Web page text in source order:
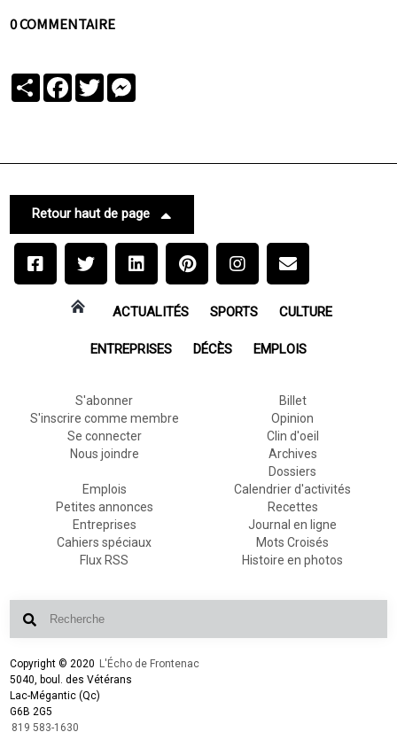
0 COMMENTAIRE
PartagerFacebook
Twitter
Retour haut de page
ACTUALITÉS SPORTS CULTURE
ENTREPRISES DÉCÈS EMPLOIS
S'abonner
S'inscrire comme membre
Se connecter
Nous joindre
Billet
Opinion
Clin d'oeil
Archives
Dossiers
Emplois
Petites annonces
Entreprises
Cahiers spéciaux
Flux RSS
Calendrier d'activités
Recettes
Journal en ligne
Mots Croisés
Histoire en photos
Copyright © 2020 L'Écho de Frontenac
5040, boul. des Vétérans
Lac-Mégantic (Qc)
G6B 2G5
819 583-1630